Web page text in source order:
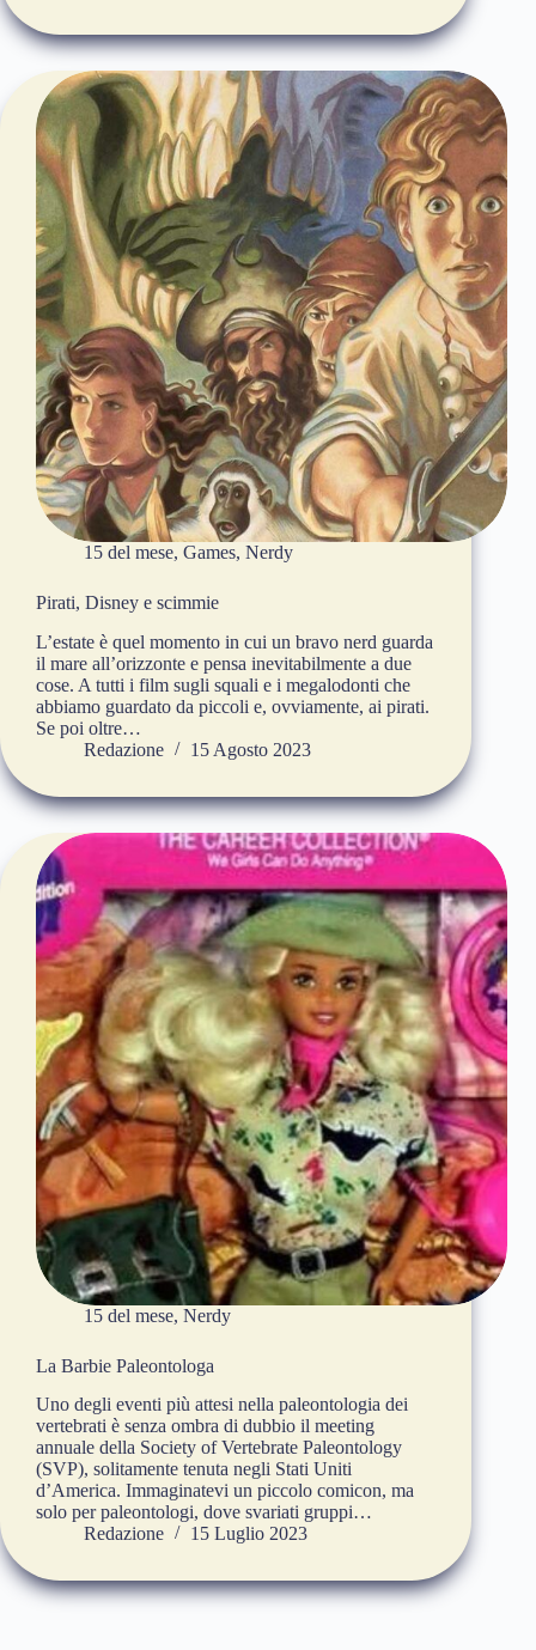
15 del mese, Games, Nerdy
Pirati, Disney e scimmie
L’estate è quel momento in cui un bravo nerd guarda
il mare all’orizzonte e pensa inevitabilmente a due
cose. A tutti i film sugli squali e i megalodonti che
abbiamo guardato da piccoli e, ovviamente, ai pirati.
Se poi oltre…
Redazione
15 Agosto 2023
15 del mese, Nerdy
La Barbie Paleontologa
Uno degli eventi più attesi nella paleontologia dei
vertebrati è senza ombra di dubbio il meeting
annuale della Society of Vertebrate Paleontology
(SVP), solitamente tenuta negli Stati Uniti
d’America. Immaginatevi un piccolo comicon, ma
solo per paleontologi, dove svariati gruppi…
Redazione
15 Luglio 2023